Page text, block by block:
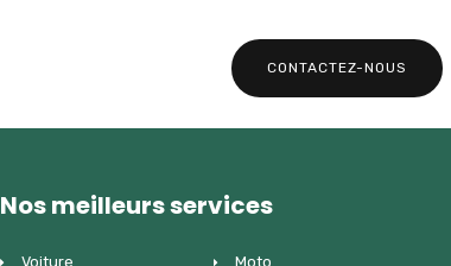
CONTACTEZ-NOUS
Nos meilleurs services
Voiture Moto